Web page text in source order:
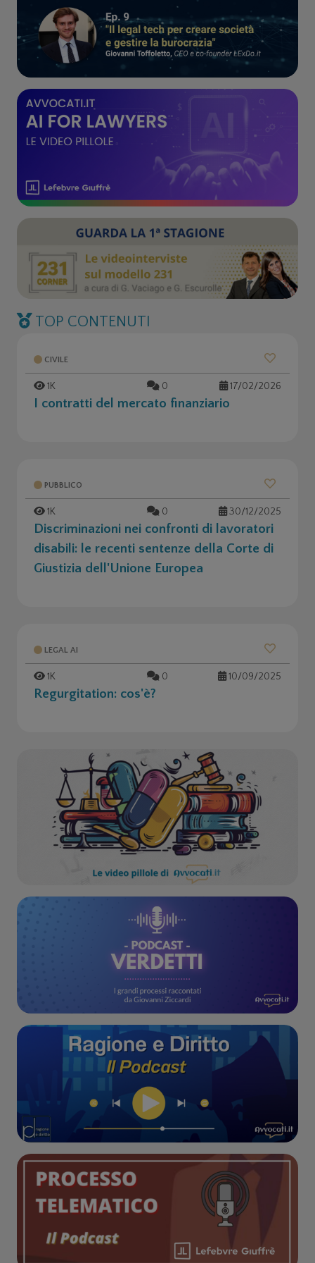
TOP CONTENUTI
CIVILE
1K 0 17/02/2026
I contratti del mercato finanziario
PUBBLICO
1K 0 30/12/2025
Discriminazioni nei confronti di lavoratori
disabili: le recenti sentenze della Corte di
Giustizia dell'Unione Europea
LEGAL AI
1K 0 10/09/2025
Regurgitation: cos'è?